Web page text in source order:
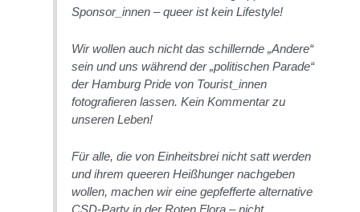
Sponsor_innen – queer ist kein Lifestyle!
Wir wollen auch nicht das schillernde „Andere“
sein und uns während der „politischen Parade“
der Hamburg Pride von Tourist_innen
fotografieren lassen. Kein Kommentar zu
unseren Leben!
Für alle, die von Einheitsbrei nicht satt werden
und ihrem queeren Heißhunger nachgeben
wollen, machen wir eine gepfefferte alternative